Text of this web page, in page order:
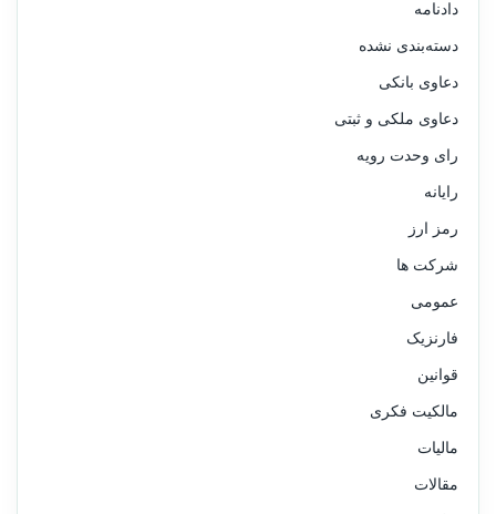
دادنامه
دسته‌بندی نشده
دعاوی بانکی
دعاوی ملکی و ثبتی
رای وحدت رویه
رایانه
رمز ارز
شرکت ها
عمومی
فارنزیک
قوانین
مالکیت فکری
مالیات
مقالات